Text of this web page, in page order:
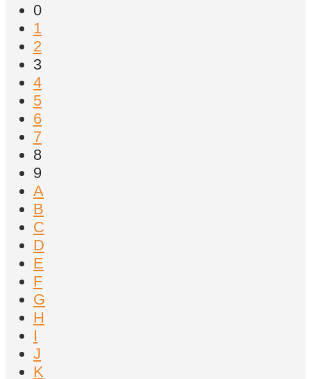
0
1
2
3
4
5
6
7
8
9
A
B
C
D
E
F
G
H
I
J
K